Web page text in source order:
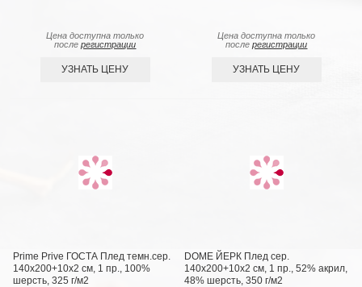
Цена доступна только
послерегистрации
УЗНАТЬ ЦЕНУ
Цена доступна только
послерегистрации
УЗНАТЬ ЦЕНУ
Prime Prive ГОСТА Плед темн.сер.
140х200+10х2 см, 1 пр., 100%
шерсть, 325 г/м2
DOME ЙЕРК Плед сер.
140х200+10х2 см, 1 пр., 52% акрил,
48% шерсть, 350 г/м2